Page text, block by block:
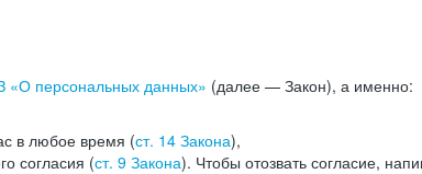
«О персональных данных» (далее — Закон), а именно:
в любое время (ст. 14 Закона),
согласия (ст. 9 Закона). Чтобы отозвать согласие,